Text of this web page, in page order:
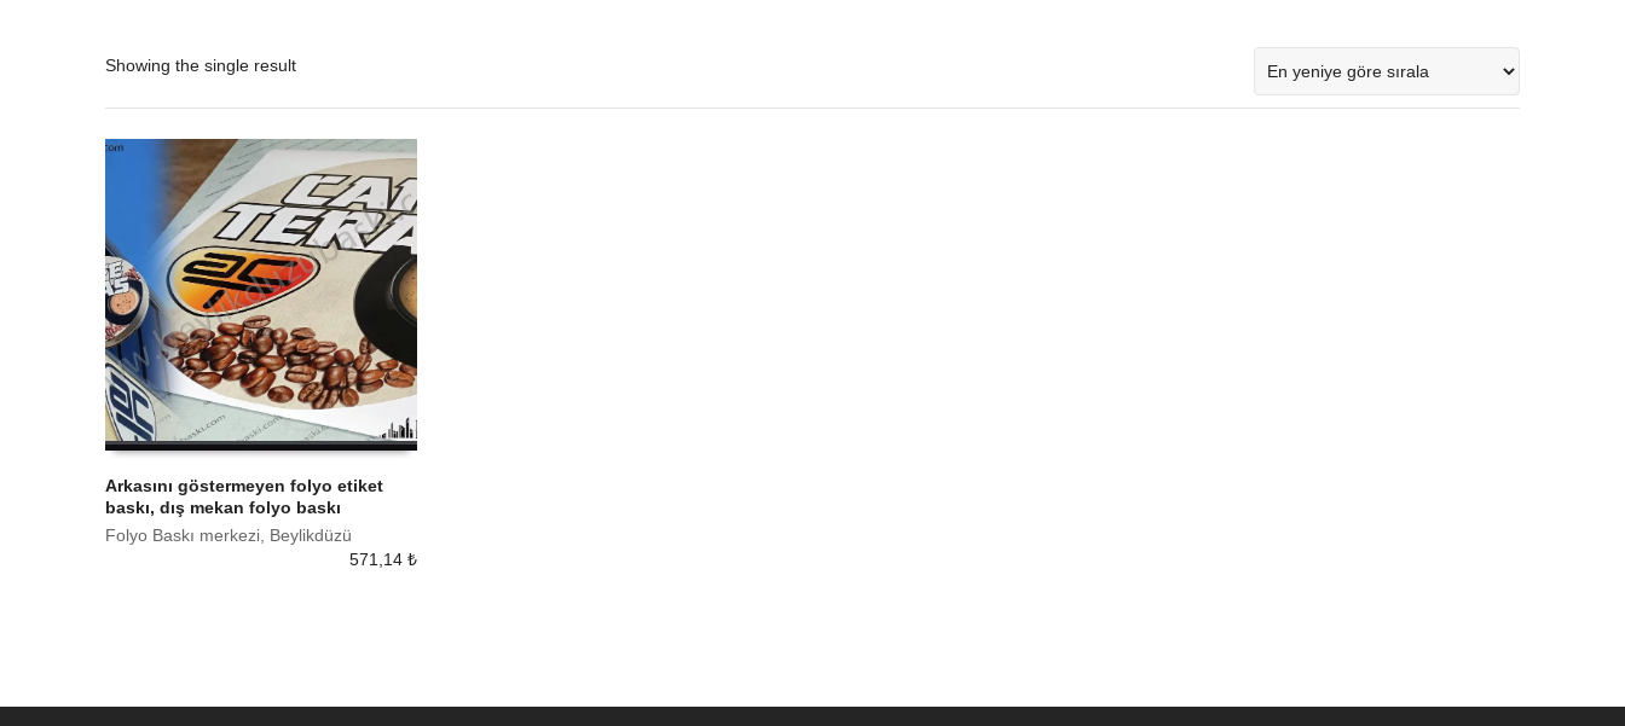
Showing the single result
Arkasını göstermeyen folyo etiket
baskı, dış mekan folyo baskı
Folyo Baskı merkezi, Beylikdüzü
571,14 ₺